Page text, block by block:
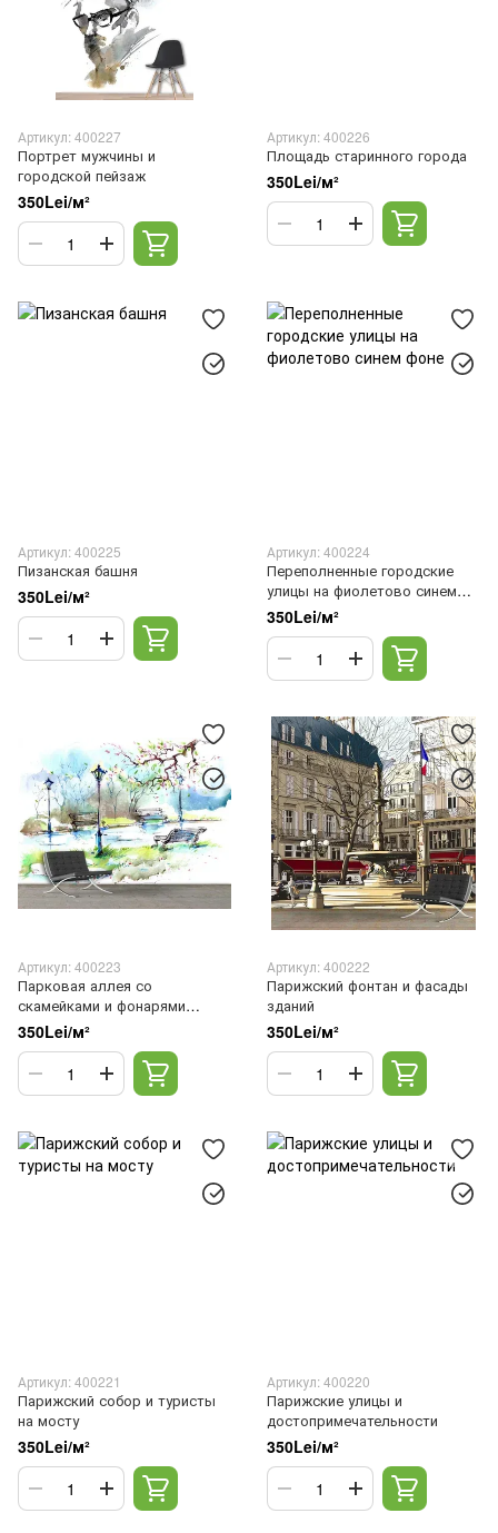
Артикул: 400227
Портрет мужчины и
городской пейзаж
350Lei/м²
Артикул: 400226
Площадь старинного города
350Lei/м²
Артикул: 400225
Пизанская башня
350Lei/м²
Артикул: 400224
Переполненные городские
улицы на фиолетово синем
фоне
350Lei/м²
Артикул: 400223
Парковая аллея со
скамейками и фонарями
весенний пейзаж
350Lei/м²
Артикул: 400222
Парижский фонтан и фасады
зданий
350Lei/м²
Артикул: 400221
Парижский собор и туристы
на мосту
350Lei/м²
Артикул: 400220
Парижские улицы и
достопримечательности
350Lei/м²